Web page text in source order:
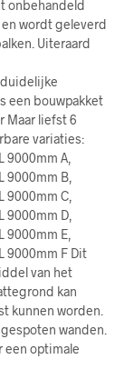
onbehandeld
wordt geleverd
Uiteraard
een bouwpakket
Maar liefst 6
variaties:
A,
B,
C,
D,
E,
9000mm F Dit
van het
kan
kunnen worden.
wanden.
een optimale